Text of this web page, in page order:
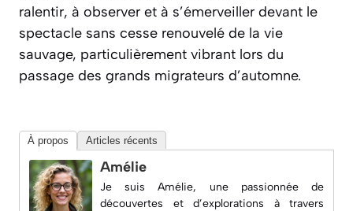
ralentir, à observer et à s’émerveiller devant le
spectacle sans cesse renouvelé de la vie
sauvage, particulièrement vibrant lors du
passage des grands migrateurs d’automne.
À propos Articles récents
Amélie
Je suis Amélie, une passionnée de
découvertes et d’explorations à travers